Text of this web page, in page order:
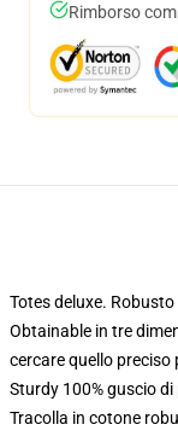
Rimborso
Totes deluxe.
Obtainable in tre
cercare quello preciso
Sturdy 100% guscio di
Tracolla in cotone